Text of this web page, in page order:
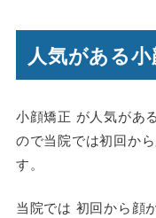
人気がある
小顔矯正 が人気があ
ので当院では初回か
す。
当院では 初回から顔